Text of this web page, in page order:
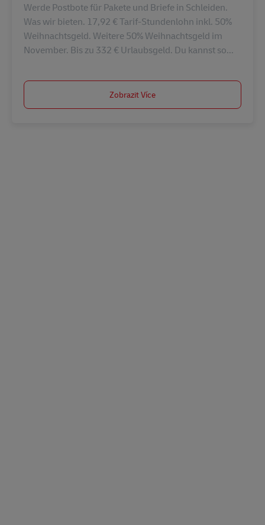
Werde Postbote für Pakete und Briefe in Schleiden.
Was wir bieten. 17,92 € Tarif-Stundenlohn inkl. 50%
Weihnachtsgeld. Weitere 50% Weihnachtsgeld im
November. Bis zu 332 € Urlaubsgeld. Du kannst so...
Zobrazit Více